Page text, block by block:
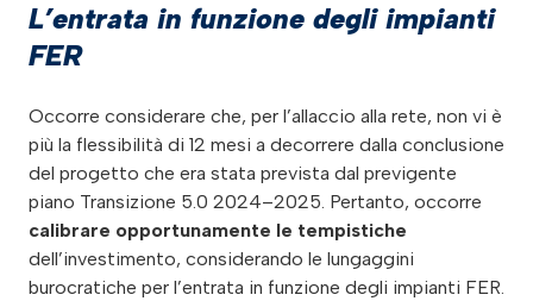
L’entrata in funzione degli impianti
FER
Occorre considerare che, per l’allaccio alla rete, non vi è
più la flessibilità di 12 mesi a decorrere dalla conclusione
del progetto che era stata prevista dal previgente
piano Transizione 5.0 2024–2025. Pertanto, occorre
calibrare opportunamente le tempistiche
dell’investimento, considerando le lungaggini
burocratiche per l’entrata in funzione degli impianti FER.